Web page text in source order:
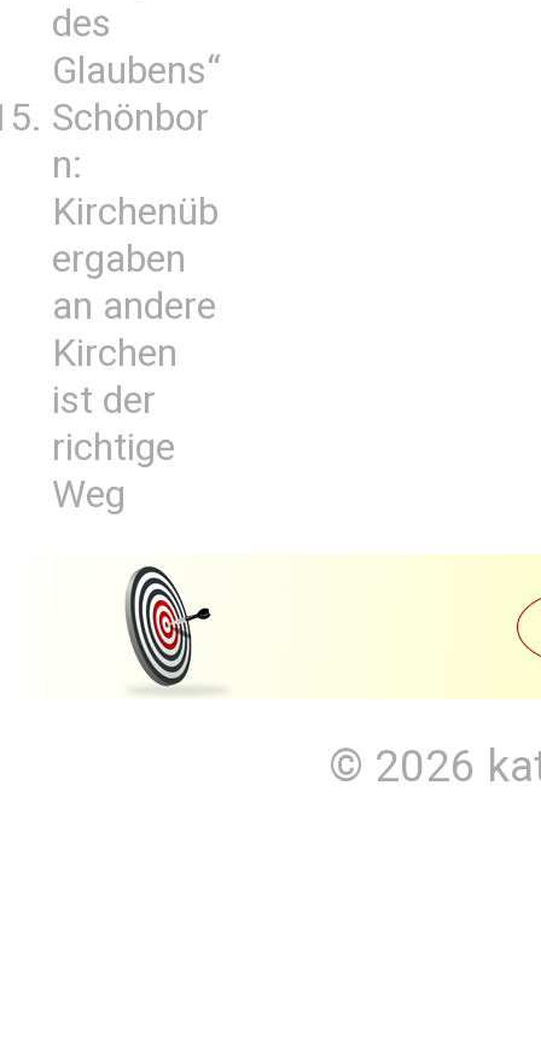
des
Glaubens“
Schönbor
n:
Kirchenüb
ergaben
an andere
Kirchen
ist der
richtige
Weg
© 2026